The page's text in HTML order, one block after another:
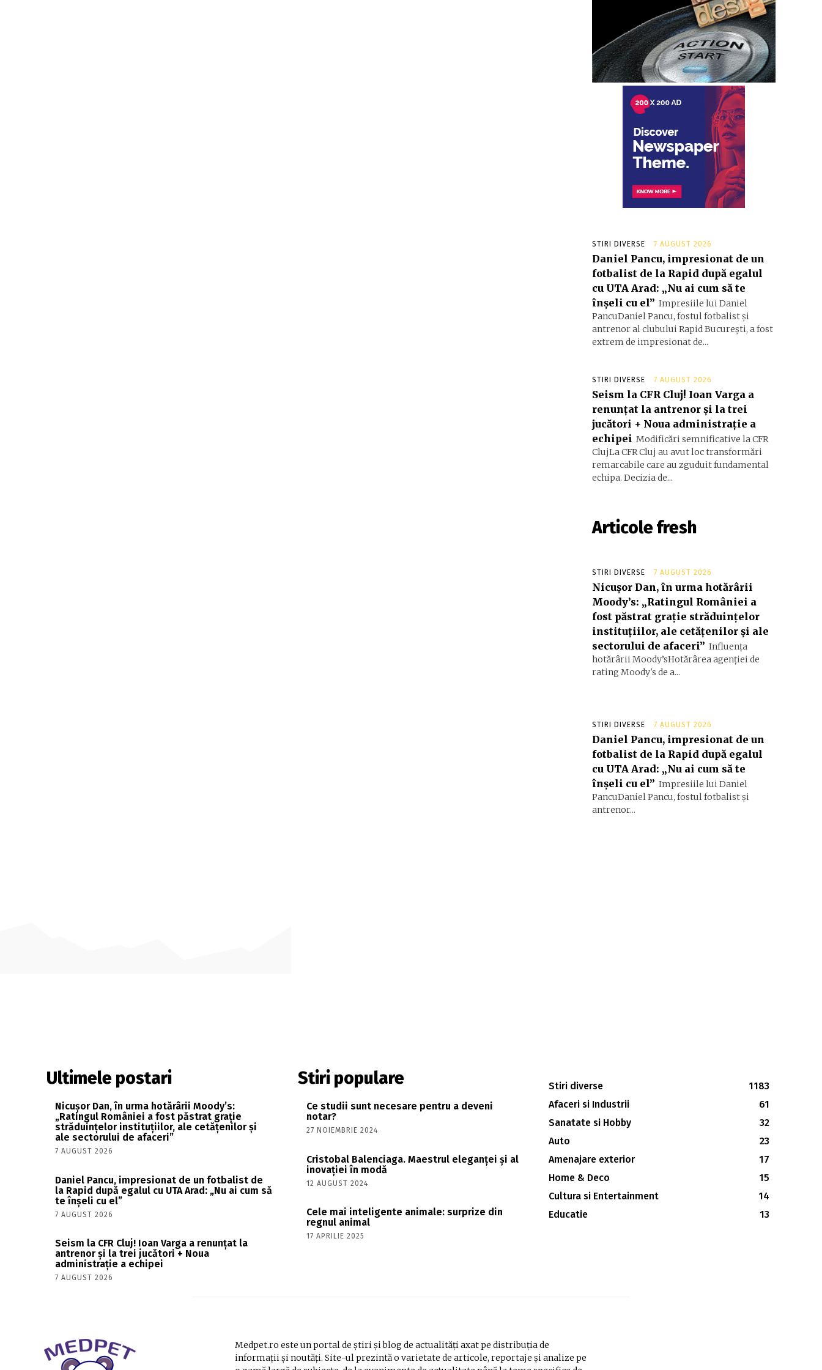
STIRI DIVERSE 7 AUGUST 2026
Daniel Pancu, impresionat de un
fotbalist de la Rapid după egalul
cu UTA Arad: „Nu ai cum să te
înșeli cu el” Impresiile lui Daniel
PancuDaniel Pancu, fostul fotbalist și
antrenor al clubului Rapid București, a fost
extrem de impresionat de...
STIRI DIVERSE 7 AUGUST 2026
Seism la CFR Cluj! Ioan Varga a
renunțat la antrenor și la trei
jucători + Noua administrație a
echipei Modificări semnificative la CFR
ClujLa CFR Cluj au avut loc transformări
remarcabile care au zguduit fundamental
echipa. Decizia de...
Articole fresh
STIRI DIVERSE 7 AUGUST 2026
Nicușor Dan, în urma hotărârii
Moody’s: „Ratingul României a
fost păstrat grație străduințelor
instituțiilor, ale cetățenilor și ale
sectorului de afaceri” Influența
hotărârii Moody’sHotărârea agenției de
rating Moody's de a...
STIRI DIVERSE 7 AUGUST 2026
Daniel Pancu, impresionat de un
fotbalist de la Rapid după egalul
cu UTA Arad: „Nu ai cum să te
înșeli cu el” Impresiile lui Daniel
PancuDaniel Pancu, fostul fotbalist și
antrenor...
Ultimele postari
Nicușor Dan, în urma hotărârii Moody’s:
„Ratingul României a fost păstrat grație
străduințelor instituțiilor, ale cetățenilor și
ale sectorului de afaceri”
7 AUGUST 2026
Daniel Pancu, impresionat de un fotbalist de
la Rapid după egalul cu UTA Arad: „Nu ai cum să
te înșeli cu el”
7 AUGUST 2026
Seism la CFR Cluj! Ioan Varga a renunțat la
antrenor și la trei jucători + Noua
administrație a echipei
7 AUGUST 2026
Stiri populare
Ce studii sunt necesare pentru a deveni
notar?
27 NOIEMBRIE 2024
Cristobal Balenciaga. Maestrul eleganței și al
inovației în modă
12 AUGUST 2024
Cele mai inteligente animale: surprize din
regnul animal
17 APRILIE 2025
Stiri diverse
1183
Afaceri si Industrii
61
Sanatate si Hobby
32
Auto
23
Amenajare exterior
17
Home & Deco
15
Cultura si Entertainment
14
Educatie
13
Medpet.ro este un portal de știri și blog de actualități axat pe distribuția de
informații și noutăți. Site-ul prezintă o varietate de articole, reportaje și analize pe